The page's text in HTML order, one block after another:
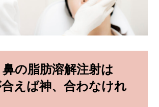
の脂肪溶解注射は
合えば神、合わなけれ